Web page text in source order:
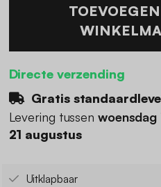
Directe verzending
Gratis
Levering tussen woensdag
21 augustus
Uitklapbaar